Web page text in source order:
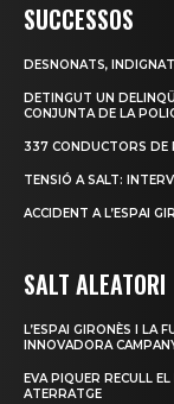
SUCCESSOS
DESNONATS,
DETINGUT UN
CONJUNTA DE LA
337 CONDUCTORS DE
TENSIÓ A SALT:
ACCIDENT A L’ESPAI
SALT ALEATORI
L’ESPAI GIRONÈS I LA
INNOVADORA
EVA PIQUER RECULL
ATERRATGE